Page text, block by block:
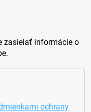
zasielať informácie o
ochrany